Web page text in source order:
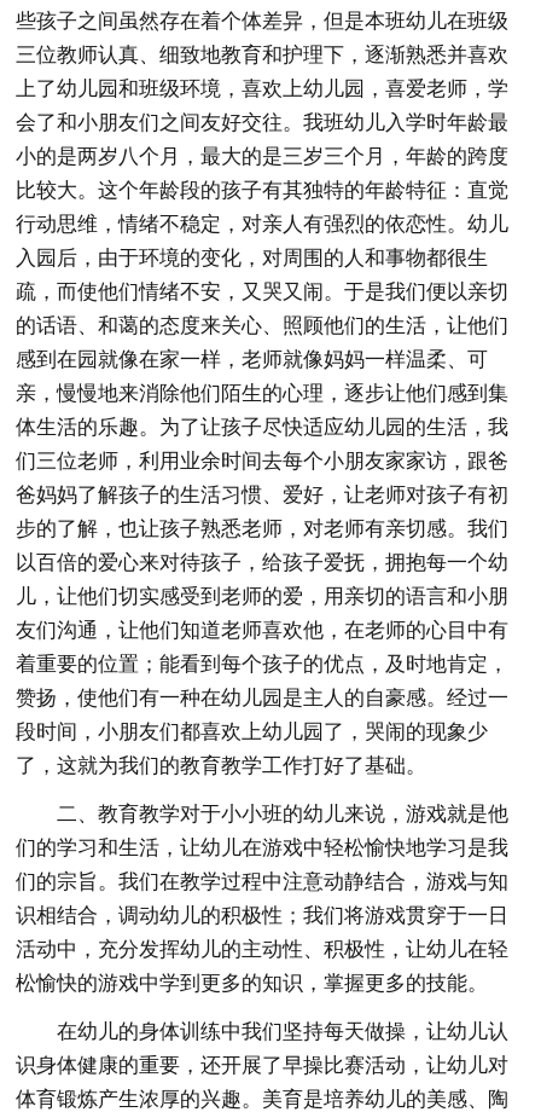
些孩子之间虽然存在着个体差异，但是本班幼儿在班级
三位教师认真、细致地教育和护理下，逐渐熟悉并喜欢
上了幼儿园和班级环境，喜欢上幼儿园，喜爱老师，学
会了和小朋友们之间友好交往。我班幼儿入学时年龄最
小的是两岁八个月，最大的是三岁三个月，年龄的跨度
比较大。这个年龄段的孩子有其独特的年龄特征：直觉
行动思维，情绪不稳定，对亲人有强烈的依恋性。幼儿
入园后，由于环境的变化，对周围的人和事物都很生
疏，而使他们情绪不安，又哭又闹。于是我们便以亲切
的话语、和蔼的态度来关心、照顾他们的生活，让他们
感到在园就像在家一样，老师就像妈妈一样温柔、可
亲，慢慢地来消除他们陌生的心理，逐步让他们感到集
体生活的乐趣。为了让孩子尽快适应幼儿园的生活，我
们三位老师，利用业余时间去每个小朋友家家访，跟爸
爸妈妈了解孩子的生活习惯、爱好，让老师对孩子有初
步的了解，也让孩子熟悉老师，对老师有亲切感。我们
以百倍的爱心来对待孩子，给孩子爱抚，拥抱每一个幼
儿，让他们切实感受到老师的爱，用亲切的语言和小朋
友们沟通，让他们知道老师喜欢他，在老师的心目中有
着重要的位置；能看到每个孩子的优点，及时地肯定，
赞扬，使他们有一种在幼儿园是主人的自豪感。经过一
段时间，小朋友们都喜欢上幼儿园了，哭闹的现象少
了，这就为我们的教育教学工作打好了基础。
二、教育教学对于小小班的幼儿来说，游戏就是他
们的学习和生活，让幼儿在游戏中轻松愉快地学习是我
们的宗旨。我们在教学过程中注意动静结合，游戏与知
识相结合，调动幼儿的积极性；我们将游戏贯穿于一日
活动中，充分发挥幼儿的主动性、积极性，让幼儿在轻
松愉快的游戏中学到更多的知识，掌握更多的技能。
在幼儿的身体训练中我们坚持每天做操，让幼儿认
识身体健康的重要，还开展了早操比赛活动，让幼儿对
体育锻炼产生浓厚的兴趣。美育是培养幼儿的美感、陶